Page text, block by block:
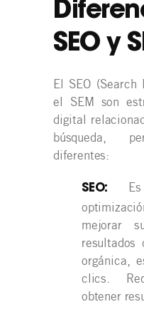
SEO y
El SEO (Search
el SEM son
digital
búsqueda,
diferentes:
SEO:
mejorar
resultados
orgánica,
clics.
obtener